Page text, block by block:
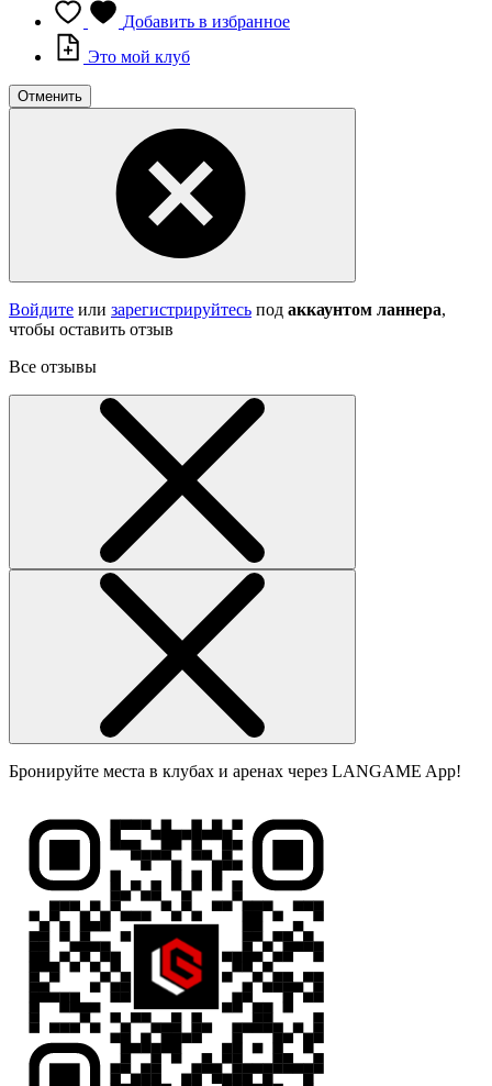
Добавить в избранное
Это мой клуб
Отменить
Войдите или зарегистрируйтесь под аккаунтом ланнера,
чтобы оставить отзыв
Все отзывы
Бронируйте места в клубах и аренах через LANGAME App!